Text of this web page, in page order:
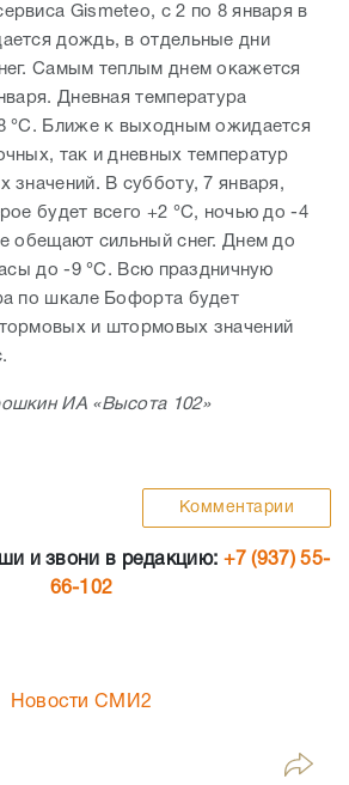
Gismeteo, с 2 по 8 января в
дождь, в отдельные дни
Самым теплым днем окажется
Дневная температура
°С. Ближе к выходным ожидается
так и дневных температур
значений. В субботу, 7 января,
будет всего +2 °С, ночью до -4
обещают сильный снег. Днем до
до -9 °С. Всю праздничную
по шкале Бофорта будет
и штормовых значений
ИА «Высота 102»
Комментарии
и звони в редакцию: +7 (937) 55-
66-102
Новости СМИ2